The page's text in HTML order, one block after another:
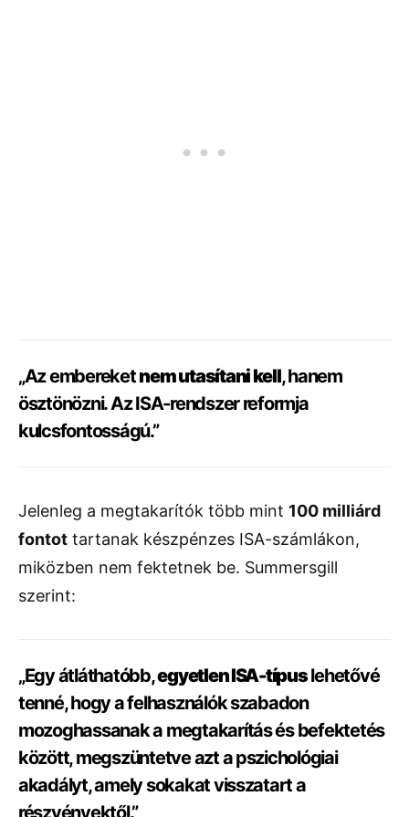
„Az embereketnem utasítani kell, hanem
ösztönözni. Az ISA-rendszer reformja
kulcsfontosságú.”
Jelenleg a megtakarítók több mint 100 milliárd
fontot tartanak készpénzes ISA-számlákon,
miközben nem fektetnek be. Summersgill
szerint:
„Egy átláthatóbb,egyetlen ISA-típuslehetővé
tenné, hogy a felhasználók szabadon
mozoghassanak a megtakarítás és befektetés
között, megszüntetve azt a pszichológiai
akadályt, amely sokakat visszatart a
részvényektől.”